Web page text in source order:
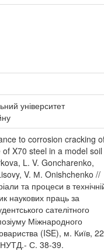
університет
to corrosion cracking
X70 steel in a model soil
L. V. Goncharenko,
V. М. Onishchenko //
та процеси в
наукових праць за
сателітного
Міжнародного
(ISE), м. Київ, 22
С. 38-39.